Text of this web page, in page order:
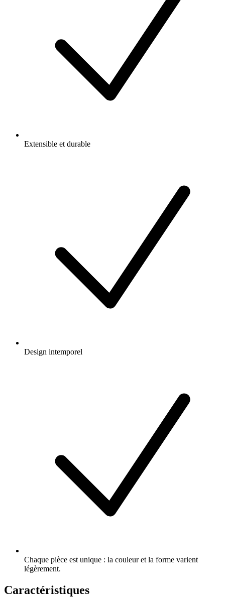
Extensible et durable
Design intemporel
Chaque pièce est unique : la couleur et la forme varient
légèrement.
Caractéristiques